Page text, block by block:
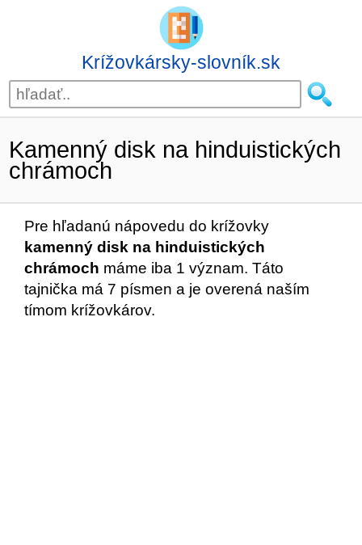
Krížovkársky-slovník.sk
Kamenný disk na hinduistických
chrámoch
Pre hľadanú nápovedu do krížovky
kamenný disk na hinduistických
chrámoch máme iba 1 význam. Táto
tajnička má 7 písmen a je overená naším
tímom krížovkárov.